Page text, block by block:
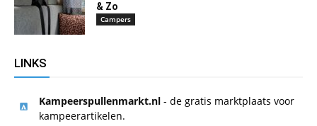
& Zo
Campers
LINKS
Kampeerspullenmarkt.nl - de gratis marktplaats voor
kampeerartikelen.